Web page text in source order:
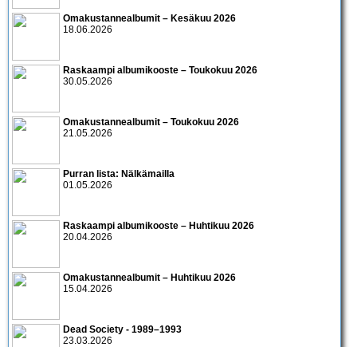
Omakustannealbumit – Kesäkuu 2026
18.06.2026
Raskaampi albumikooste – Toukokuu 2026
30.05.2026
Omakustannealbumit – Toukokuu 2026
21.05.2026
Purran lista: Nälkämailla
01.05.2026
Raskaampi albumikooste – Huhtikuu 2026
20.04.2026
Omakustannealbumit – Huhtikuu 2026
15.04.2026
Dead Society - 1989–1993
23.03.2026